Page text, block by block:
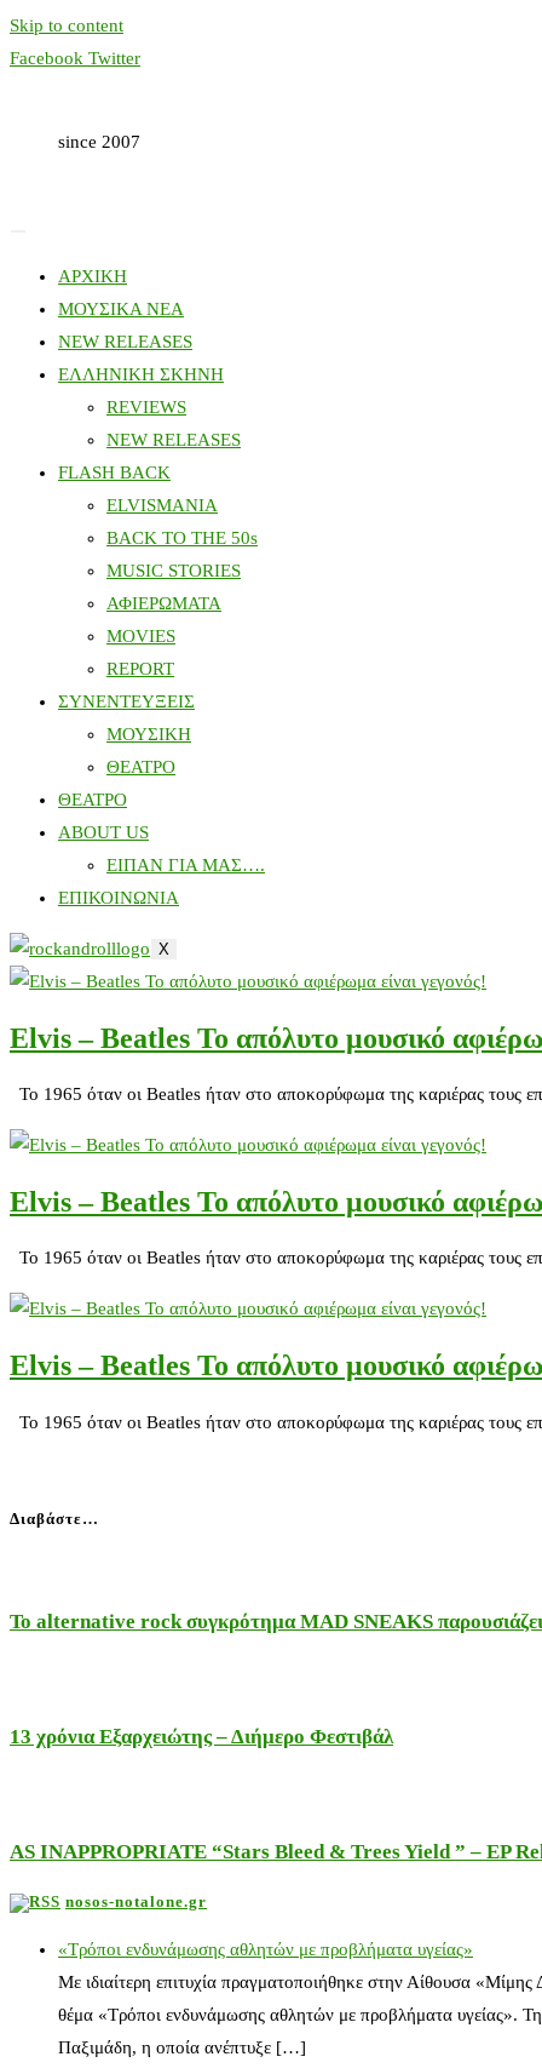
Skip to content
Facebook Twitter
since 2007
ΑΡΧΙΚΗ
ΜΟΥΣΙΚΑ ΝΕΑ
NEW RELEASES
ΕΛΛΗΝΙΚΗ ΣΚΗΝΗ
REVIEWS
NEW RELEASES
FLASH BACK
ELVISMANIA
BACK TO THE 50s
MUSIC STORIES
ΑΦΙΕΡΩΜΑΤΑ
MOVIES
REPORT
ΣΥΝΕΝΤΕΥΞΕΙΣ
ΜΟΥΣΙΚΗ
ΘΕΑΤΡΟ
ΘΕΑΤΡΟ
ABOUT US
ΕΙΠΑΝ ΓΙΑ ΜΑΣ….
ΕΠΙΚΟΙΝΩΝΙΑ
X
Elvis – Beatles Το απόλυτο μουσικό
Το 1965 όταν οι Beatles ήταν στο αποκορύφωμα της καριέρας τους
Elvis – Beatles Το απόλυτο μουσικό
Το 1965 όταν οι Beatles ήταν στο αποκορύφωμα της καριέρας τους
Elvis – Beatles Το απόλυτο μουσικό
Το 1965 όταν οι Beatles ήταν στο αποκορύφωμα της καριέρας τους
Διαβάστε…
Το alternative rock συγκρότημα MAD SNEAKS
13 χρόνια Εξαρχειώτης – Διήμερο Φεστιβάλ
AS INAPPROPRIATE “Stars Bleed & Trees Yield ” – EP
nosos-notalone.gr
«Τρόποι ενδυνάμωσης αθλητών με προβλήματα υγείας»
Με ιδιαίτερη επιτυχία πραγματοποιήθηκε στην Αίθουσα
θέμα «Τρόποι ενδυνάμωσης αθλητών με προβλήματα υγείας».
Παξιμάδη, η οποία ανέπτυξε […]